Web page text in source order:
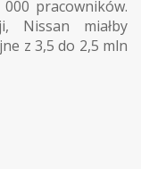
pracowników.
Nissan miałby
z 3,5 do 2,5 mln